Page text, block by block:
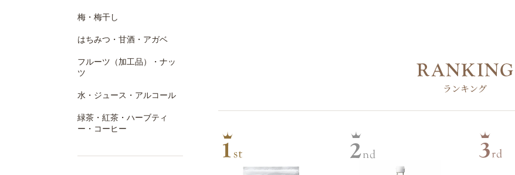
梅・梅干し
はちみつ・甘酒・アガベ
フルーツ（加工品）・ナッ
ツ
水・ジュース・アルコール
緑茶・紅茶・ハーブティ
ー・コーヒー
ランキング